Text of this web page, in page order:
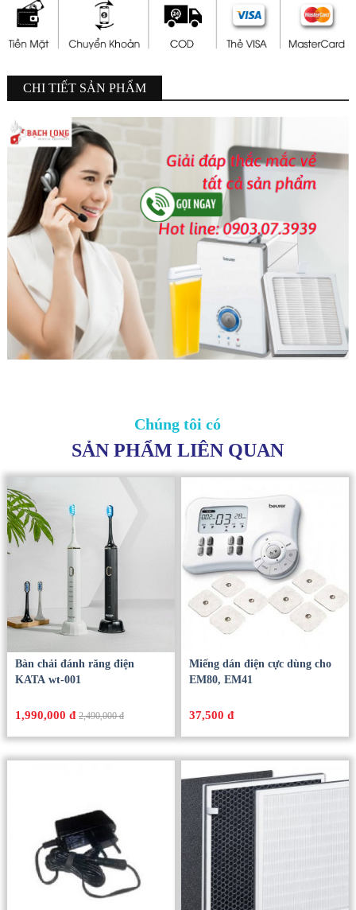
CHI TIẾT SẢN PHẨM
Chúng tôi có
SẢN PHẨM LIÊN QUAN
Bàn chải đánh răng điện
KATA wt-001
1,990,000 đ 2,490,000 đ
Miếng dán điện cực dùng cho
EM80, EM41
37,500 đ